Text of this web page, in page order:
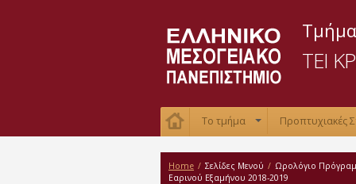
Τμήμα
ΤΕΙ
Το τμήμα Προπτυχιακές
Home / Σελίδες Μενού / Ωρολόγιο
Εαρινού Εξαμήνου 2018-2019